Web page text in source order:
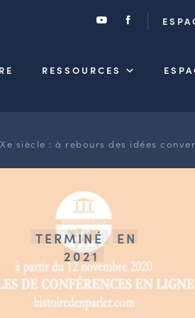
RESSOURCES
siècle : à rebours des idées
TERMINÉ
EN
2021